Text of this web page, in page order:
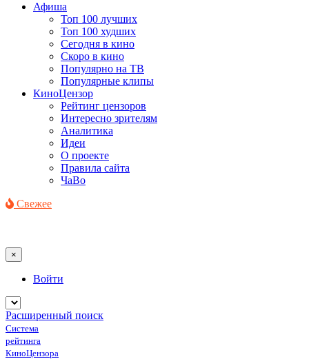
Афиша
Топ 100 лучших
Топ 100 худших
Сегодня в кино
Скоро в кино
Популярно на ТВ
Популярные клипы
КиноЦензор
Рейтинг цензоров
Интересно зрителям
Аналитика
Идеи
О проекте
Правила сайта
ЧаВо
Свежее
×
Войти
Расширенный поиск
Система
рейтинга
КиноЦензора